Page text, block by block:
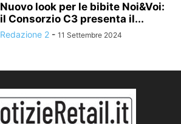
Nuovo look per le bibite Noi&Voi:
il Consorzio C3 presenta il...
Redazione 2 - 11 Settembre 2024